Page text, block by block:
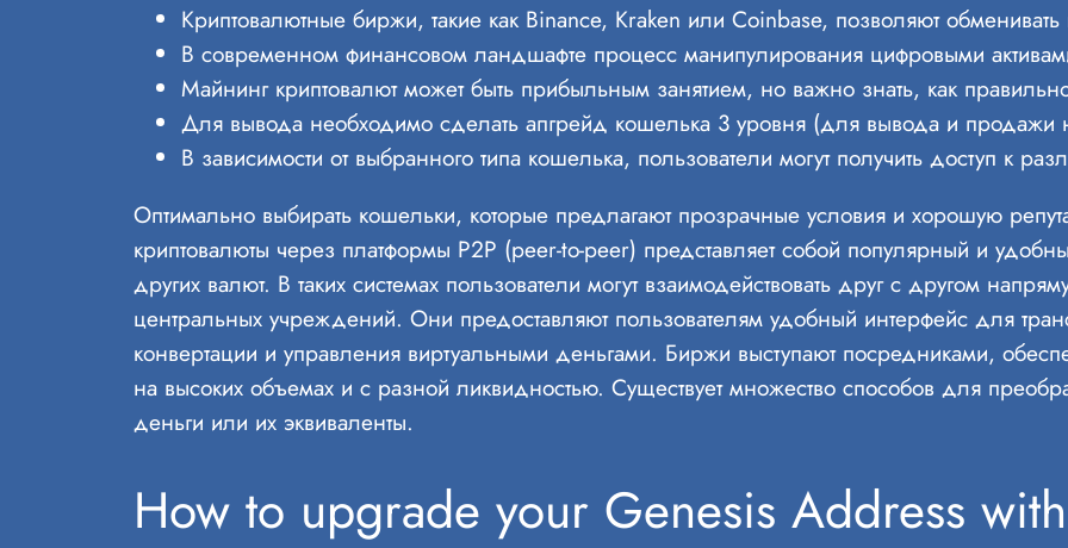
Криптовалютные биржи, такие как Binance, Kraken или Coinbase, позволяют
В современном финансовом ландшафте процесс манипулирования цифровыми
Майнинг криптовалют может быть прибыльным занятием, но важно знать, как
Для вывода необходимо сделать апгрейд кошелька 3 уровня (для вывода и продажи
В зависимости от выбранного типа кошелька, пользователи могут получить доступ к
Оптимально выбирать кошельки, которые предлагают прозрачные условия и хорошую
криптовалюты через платформы P2P (peer-to-peer) представляет собой популярный и
других валют. В таких системах пользователи могут взаимодействовать друг с другом
центральных учреждений. Они предоставляют пользователям удобный интерфейс для
конвертации и управления виртуальными деньгами. Биржи выступают посредниками,
на высоких объемах и с разной ликвидностью. Существует множество способов для
деньги или их эквиваленты.
How to upgrade your Genesis Address